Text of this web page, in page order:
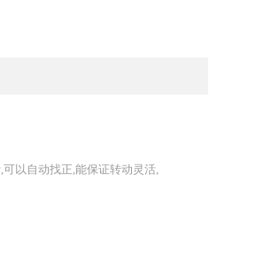
以自动找正,能保证转动灵活,